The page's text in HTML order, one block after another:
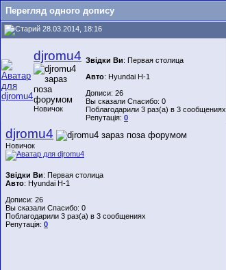
Перегляд одного допису
28.03.2014, 18:16
djromu4
Новичок
Звідки Ви: Первая столица
Авто: Hyundai H-1
Дописи: 26
Вы сказали Спасибо: 0
Поблагодарили 3 раз(а) в 3 сообщениях
Репутація: 0
djromu4
Новичок
Звідки Ви: Первая столица
Авто: Hyundai H-1
Дописи: 26
Вы сказали Спасибо: 0
Поблагодарили 3 раз(а) в 3 сообщениях
Репутація: 0